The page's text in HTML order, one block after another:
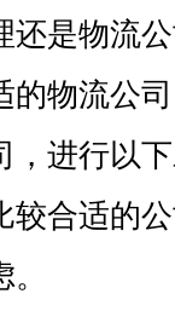
还是物流
的物流公
，进行以
较合适的